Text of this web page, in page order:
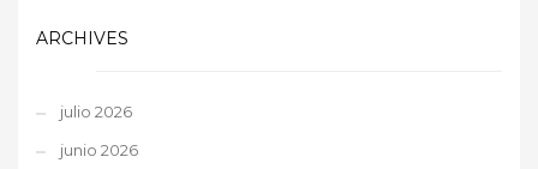
ARCHIVES
julio 2026
junio 2026